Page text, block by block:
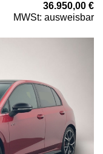
36.950,00 €
MWSt: ausweisbar